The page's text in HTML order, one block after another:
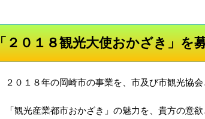
「２０１８観光大使おかざき」を
２０１８年の岡崎市の事業を、市及び市観光協
「観光産業都市おかざき」の魅力を、貴方の意